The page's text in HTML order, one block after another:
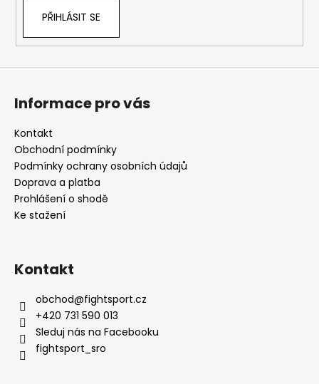
PŘIHLÁSIT SE
Informace pro vás
Kontakt
Obchodní podmínky
Podmínky ochrany osobních údajů
Doprava a platba
Prohlášení o shodě
Ke stažení
Kontakt
obchod@fightsport.cz
+420 731 590 013
Sleduj nás na Facebooku
fightsport_sro